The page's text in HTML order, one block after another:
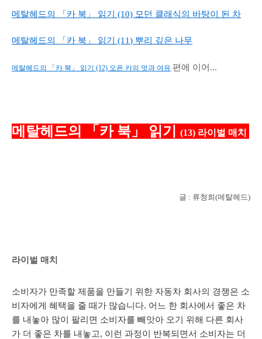
메탈헤드의 「카 북」 읽기 (10) 모던 클래식의 바탕이 된 차
메탈헤드의 「카 북」 읽기 (11) 뿌리 깊은 나무
메탈헤드의 「카 북」 읽기 (12) 오픈 카의 멋과 여유 편에 이어...
메탈헤드의 「카 북」 읽기 (13) 라이벌 매치
글 : 류청희(메탈헤드)
라이벌 매치
소비자가 만족할 제품을 만들기 위한 자동차 회사의 경쟁은 소
비자에게 혜택을 줄 때가 많습니다. 어느 한 회사에서 좋은 차
를 내놓아 많이 팔리면 소비자를 빼앗아 오기 위해 다른 회사
가 더 좋은 차를 내놓고, 이런 과정이 반복되면서 소비자는 더